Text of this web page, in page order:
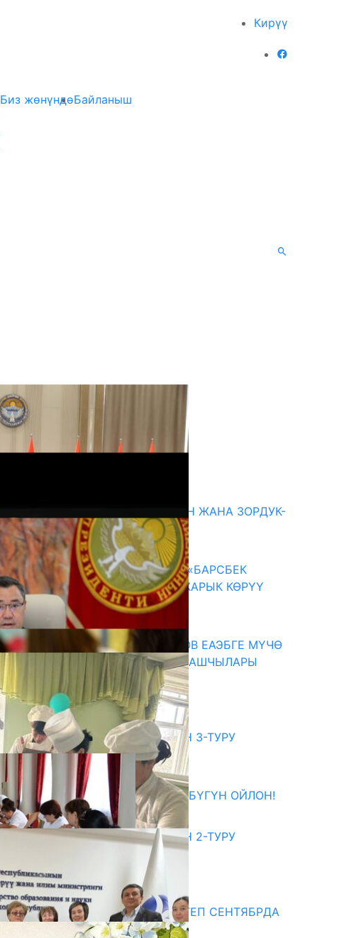
Кирүү
Биз жөнүндөБайланыш
ГЕНДЕРДИК БАСМЫРЛООДОН ЖАНА ЗОРДУК-
ЗОМБУЛУКТАН КОРГОО
07.08.2026
КЫРГЫЗ ТАРЫХЫ ТАСМАДА: «БАРСБЕК
КАГАН» КӨРКӨМ ТАСМАСЫ ЖАРЫК КӨРҮҮ
АЛДЫНДА
07.08.2026
ПРЕЗИДЕНТ САДЫР ЖАПАРОВ ЕАЭБГЕ МҮЧӨ
МАМЛЕКЕТТЕРДИН ӨКМӨТ БАШЧЫЛАРЫ
МЕНЕН ЖОЛУГУШТУ
07.08.2026
Абитуриент
ЖОЖДОРГО КАБЫЛ АЛУУНУН 3-ТУРУ
БАШТАЛДЫ
27.07.2026
ӨЗҮҢДҮН КЕЛЕЧЕГИҢ ҮЧҮН БҮГҮН ОЙЛОН!
20.07.2026
ЖОЖДОРГО КАБЫЛ АЛУУНУН 2-ТУРУ
20.07.2026
Медиа
СУЗАКТА 750 ОРУНДУУ МЕКТЕП СЕНТЯБРДА
ПАЙДАЛАНУУГА БЕРИЛЕТ